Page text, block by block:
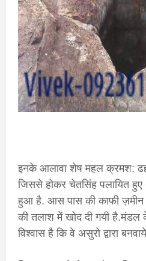
इनके आलावा शेष महल क्रमश:
जिससे होकर चेतसिंह पलायित हुए
हुआ है. आस पास की काफी ज़मीन
की तलाश में खोद दी गयी है.मंडल
विश्वास है कि वे असुरो द्वारा